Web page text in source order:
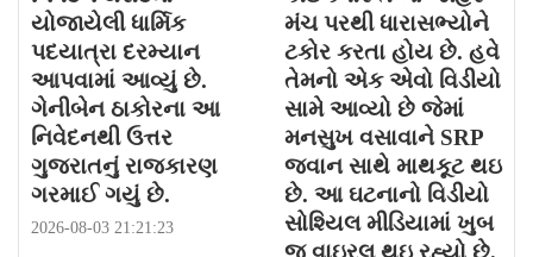
યોજાયેલી ધાર્મિક
પદયાત્રા દરમ્યાન
આપવામાં આવ્યું છે.
ગેનીબેન ઠાકોરના આ
નિવેદનથી ઉત્તર
ગુજરાતનું રાજકારણ
ગરમાઈ ગયું છે.
2026-08-03 21:21:23
મંચ પરથી ધારાસભ્યોને
ટકોર કરતા હોય છે. હવે
તેમનો એક એવો વિડીયો
સામે આવ્યો છે જેમાં
મનસુખ વસાવાને SRP
જવાન સાથે માથકૂટ થઇ
છે. આ ઘટનાનો વિડીયો
સોશ્યિલ મીડિયામાં ખુબ